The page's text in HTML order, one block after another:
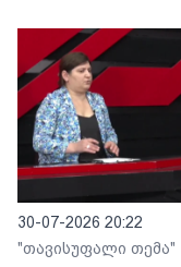
30-07-2026 20:22
"თავისუფალი თემა"